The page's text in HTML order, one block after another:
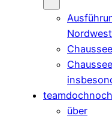
Nordwest
über